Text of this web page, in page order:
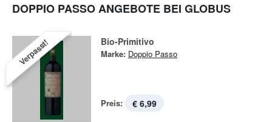
DOPPIO PASSO ANGEBOTE BEI GLOBUS
Verpasst! Bio-Primitivo
Marke: Doppio Passo
Preis: € 6,99